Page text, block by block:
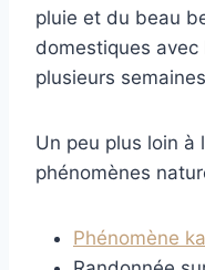
pluie et du beau
domestiques
plusieurs
Un peu plus loin à
phénomènes
Phénomène